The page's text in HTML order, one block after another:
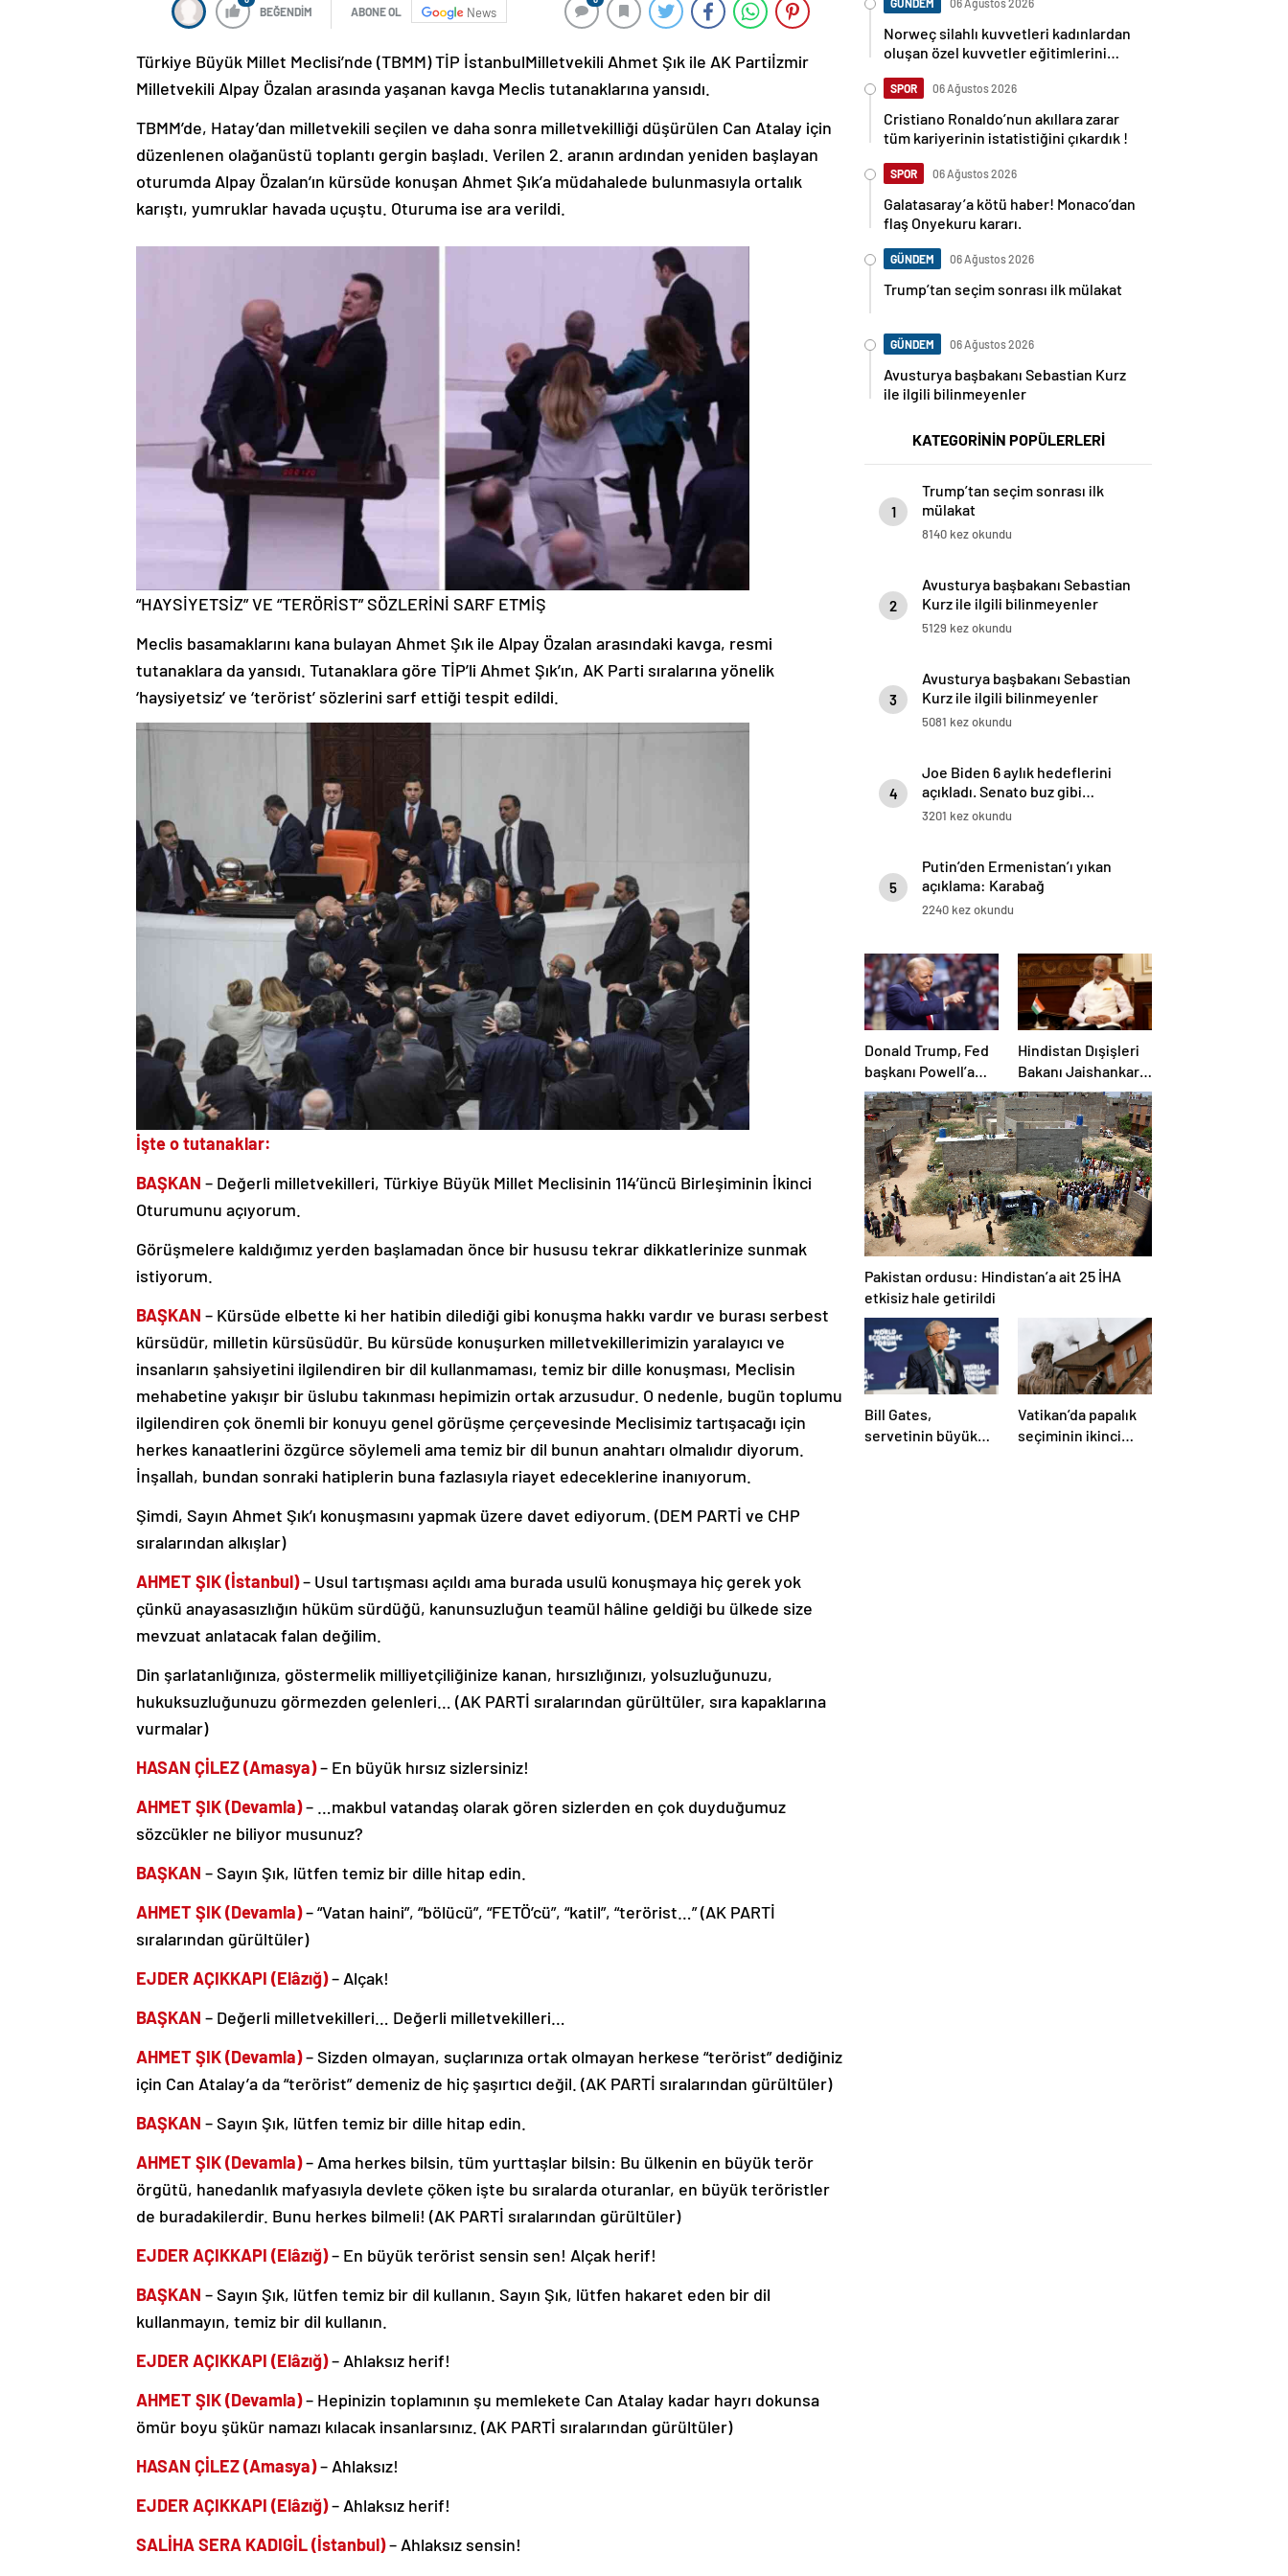
BEĞENDİM ABONE OL News
Türkiye Büyük Millet Meclisi’nde (TBMM) TİP İstanbulMilletvekili Ahmet Şık ile AK Partiİzmir
Milletvekili Alpay Özalan arasında yaşanan kavga Meclis tutanaklarına yansıdı.
TBMM’de, Hatay’dan milletvekili seçilen ve daha sonra milletvekilliği düşürülen Can Atalay için
düzenlenen olağanüstü toplantı gergin başladı. Verilen 2. aranın ardından yeniden başlayan
oturumda Alpay Özalan’ın kürsüde konuşan Ahmet Şık’a müdahalede bulunmasıyla ortalık
karıştı, yumruklar havada uçuştu. Oturuma ise ara verildi.
“HAYSİYETSİZ” VE “TERÖRİST” SÖZLERİNİ SARF ETMİŞ
Meclis basamaklarını kana bulayan Ahmet Şık ile Alpay Özalan arasındaki kavga, resmi
tutanaklara da yansıdı. Tutanaklara göre TİP’li Ahmet Şık’ın, AK Parti sıralarına yönelik
‘haysiyetsiz’ ve ‘terörist’ sözlerini sarf ettiği tespit edildi.
İşte o tutanaklar:
BAŞKAN – Değerli milletvekilleri, Türkiye Büyük Millet Meclisinin 114’üncü Birleşiminin İkinci
Oturumunu açıyorum.
Görüşmelere kaldığımız yerden başlamadan önce bir hususu tekrar dikkatlerinize sunmak
istiyorum.
BAŞKAN – Kürsüde elbette ki her hatibin dilediği gibi konuşma hakkı vardır ve burası serbest
kürsüdür, milletin kürsüsüdür. Bu kürsüde konuşurken milletvekillerimizin yaralayıcı ve
insanların şahsiyetini ilgilendiren bir dil kullanmaması, temiz bir dille konuşması, Meclisin
mehabetine yakışır bir üslubu takınması hepimizin ortak arzusudur. O nedenle, bugün toplumu
ilgilendiren çok önemli bir konuyu genel görüşme çerçevesinde Meclisimiz tartışacağı için
herkes kanaatlerini özgürce söylemeli ama temiz bir dil bunun anahtarı olmalıdır diyorum.
İnşallah, bundan sonraki hatiplerin buna fazlasıyla riayet edeceklerine inanıyorum.
Şimdi, Sayın Ahmet Şık’ı konuşmasını yapmak üzere davet ediyorum. (DEM PARTİ ve CHP
sıralarından alkışlar)
AHMET ŞIK (İstanbul)– Usul tartışması açıldı ama burada usulü konuşmaya hiç gerek yok
çünkü anayasasızlığın hüküm sürdüğü, kanunsuzluğun teamül hâline geldiği bu ülkede size
mevzuat anlatacak falan değilim.
Din şarlatanlığınıza, göstermelik milliyetçiliğinize kanan, hırsızlığınızı, yolsuzluğunuzu,
hukuksuzluğunuzu görmezden gelenleri… (AK PARTİ sıralarından gürültüler, sıra kapaklarına
vurmalar)
HASAN ÇİLEZ (Amasya)– En büyük hırsız sizlersiniz!
AHMET ŞIK (Devamla)– …makbul vatandaş olarak gören sizlerden en çok duyduğumuz
sözcükler ne biliyor musunuz?
BAŞKAN – Sayın Şık, lütfen temiz bir dille hitap edin.
AHMET ŞIK (Devamla)– “Vatan haini”, “bölücü”, “FETÖ’cü”, “katil”, “terörist…” (AK PARTİ
sıralarından gürültüler)
EJDER AÇIKKAPI (Elâzığ)– Alçak!
BAŞKAN – Değerli milletvekilleri… Değerli milletvekilleri…
AHMET ŞIK (Devamla)– Sizden olmayan, suçlarınıza ortak olmayan herkese “terörist” dediğiniz
için Can Atalay’a da “terörist” demeniz de hiç şaşırtıcı değil. (AK PARTİ sıralarından gürültüler)
BAŞKAN – Sayın Şık, lütfen temiz bir dille hitap edin.
AHMET ŞIK (Devamla)– Ama herkes bilsin, tüm yurttaşlar bilsin: Bu ülkenin en büyük terör
örgütü, hanedanlık mafyasıyla devlete çöken işte bu sıralarda oturanlar, en büyük teröristler
de buradakilerdir. Bunu herkes bilmeli! (AK PARTİ sıralarından gürültüler)
EJDER AÇIKKAPI (Elâzığ)– En büyük terörist sensin sen! Alçak herif!
BAŞKAN – Sayın Şık, lütfen temiz bir dil kullanın. Sayın Şık, lütfen hakaret eden bir dil
kullanmayın, temiz bir dil kullanın.
EJDER AÇIKKAPI (Elâzığ)– Ahlaksız herif!
AHMET ŞIK (Devamla)– Hepinizin toplamının şu memlekete Can Atalay kadar hayrı dokunsa
ömür boyu şükür namazı kılacak insanlarsınız. (AK PARTİ sıralarından gürültüler)
HASAN ÇİLEZ (Amasya)– Ahlaksız!
EJDER AÇIKKAPI (Elâzığ)– Ahlaksız herif!
SALİHA SERA KADIGİL (İstanbul)– Ahlaksız sensin!
GÜNDEM 06 Ağustos 2026
Norweç silahlı kuvvetleri kadınlardan
oluşan özel kuvvetler eğitimlerini
SPOR 06 Ağustos 2026
Cristiano Ronaldo’nun akıllara zarar
tüm kariyerinin istatistiğini çıkardık !
SPOR 06 Ağustos 2026
Galatasaray’a kötü haber! Monaco’dan
flaş Onyekuru kararı.
GÜNDEM 06 Ağustos 2026
Trump’tan seçim sonrası ilk mülakat
GÜNDEM 06 Ağustos 2026
Avusturya başbakanı Sebastian Kurz
ile ilgili bilinmeyenler
KATEGORİNİN POPÜLERLERİ
1
Trump’tan seçim sonrası ilk
mülakat
8140 kez okundu
2
Avusturya başbakanı Sebastian
Kurz ile ilgili bilinmeyenler
5129 kez okundu
3
Avusturya başbakanı Sebastian
Kurz ile ilgili bilinmeyenler
5081 kez okundu
4
Joe Biden 6 aylık hedeflerini
açıkladı. Senato buz gibi…
3201 kez okundu
5
Putin’den Ermenistan’ı yıkan
açıklama: Karabağ
Azerbaycan’ın ayrılmaz bir
2240 kez okundu
Donald Trump, Fed
başkanı Powell’a
hakaret etti: Aptal
Hindistan Dışişleri
Bakanı Jaishankar:
Gerilimi artırmak
gibi bir niyetimiz
yok
Pakistan ordusu: Hindistan’a ait 25 İHA
etkisiz hale getirildi
Bill Gates,
servetinin büyük
Vatikan’da papalık
seçiminin ikinci